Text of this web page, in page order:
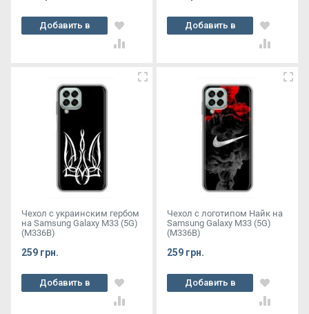
Добавить в
корзину
Добавить в
корзину
Чехол с украинским гербом
на Samsung Galaxy M33 (5G)
(M336B)
259 грн.
Добавить в
корзину
Чехол с логотипом Найк на
Samsung Galaxy M33 (5G)
(M336B)
259 грн.
Добавить в
корзину